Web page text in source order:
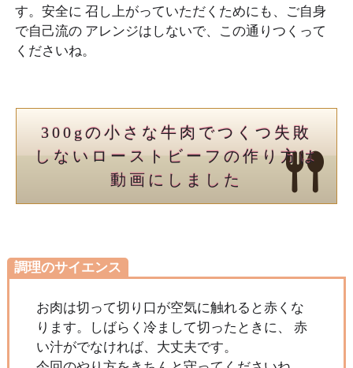
す。安全に 召し上がっていただくためにも、ご自身
で自己流の アレンジはしないで、この通りつくって
くださいね。
300gの小さな牛肉でつくつ失敗
しないローストビーフの作り方は
動画にしました
調理のサイエンス
お肉は切って切り口が空気に触れると赤くな
ります。しばらく冷まして切ったときに、 赤
い汁がでなければ、大丈夫です。